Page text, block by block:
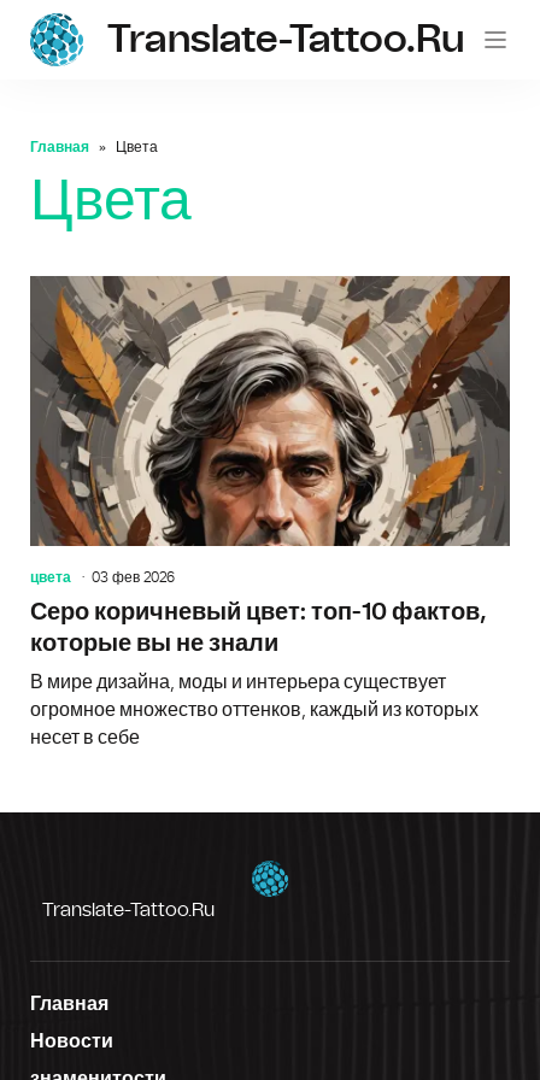
Translate-Tattoo.ru
Главная Цвета
Цвета
цвета 03 фев 2026
Серо коричневый цвет: топ-10 фактов,
которые вы не знали
В мире дизайна, моды и интерьера существует
огромное множество оттенков, каждый из которых
несет в себе
Translate-Tattoo.ru
Главная
Новости